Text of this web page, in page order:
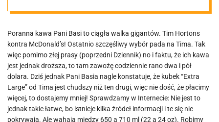
Poranna kawa Pani Basi to ciągła walka gigantów. Tim Hortons
kontra McDonald’s! Ostatnio szczęśliwy wybór pada na Tima. Tak
więc pomimo złej prasy (poprzedni Dziennik) no i faktu, że ich kawa
jest jednak droższa, to tam zawożę codziennie rano dwa i pół
dolara. Dziś jednak Pani Basia nagle konstatuje, że kubek “Extra
Large” od Tima jest chudszy niż ten drugi, więc nie dość, że płacimy
więcej, to dostajemy mniej! Sprawdzamy w Internecie: Nie jest to
jednak takie łatwe, bo istnieje kilka źródeł informacji i te się nie
pokrywają. Ale wahają między 650 a 710 ml (22 a 24 oz). Robimy